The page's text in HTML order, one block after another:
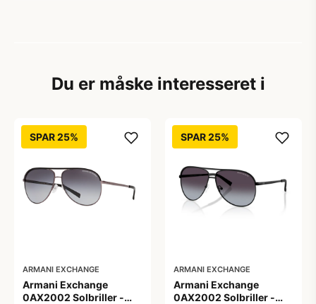
Du er måske interesseret i
SPAR 25%
ARMANI EXCHANGE
Armani Exchange
0AX2002 Solbriller -
SPAR 25%
ARMANI EXCHANGE
Armani Exchange
0AX2002 Solbriller -